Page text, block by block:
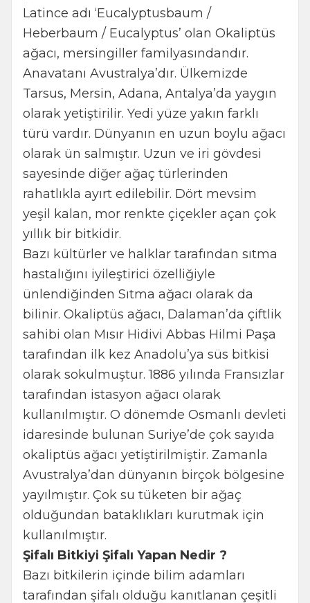
Latince adı ‘Eucalyptusbaum /
Heberbaum / Eucalyptus’ olan Okaliptüs
ağacı, mersingiller familyasındandır.
Anavatanı Avustralya’dır. Ülkemizde
Tarsus, Mersin, Adana, Antalya’da yaygın
olarak yetiştirilir. Yedi yüze yakın farklı
türü vardır. Dünyanın en uzun boylu ağacı
olarak ün salmıştır. Uzun ve iri gövdesi
sayesinde diğer ağaç türlerinden
rahatlıkla ayırt edilebilir. Dört mevsim
yeşil kalan, mor renkte çiçekler açan çok
yıllık bir bitkidir.
Bazı kültürler ve halklar tarafından sıtma
hastalığını iyileştirici özelliğiyle
ünlendiğinden Sıtma ağacı olarak da
bilinir. Okaliptüs ağacı, Dalaman’da çiftlik
sahibi olan Mısır Hidivi Abbas Hilmi Paşa
tarafından ilk kez Anadolu’ya süs bitkisi
olarak sokulmuştur. 1886 yılında Fransızlar
tarafından istasyon ağacı olarak
kullanılmıştır. O dönemde Osmanlı devleti
idaresinde bulunan Suriye’de çok sayıda
okaliptüs ağacı yetiştirilmiştir. Zamanla
Avustralya’dan dünyanın birçok bölgesine
yayılmıştır. Çok su tüketen bir ağaç
olduğundan bataklıkları kurutmak için
kullanılmıştır.
Şifalı Bitkiyi Şifalı Yapan Nedir ?
Bazı bitkilerin içinde bilim adamları
tarafından şifalı olduğu kanıtlanan çeşitli